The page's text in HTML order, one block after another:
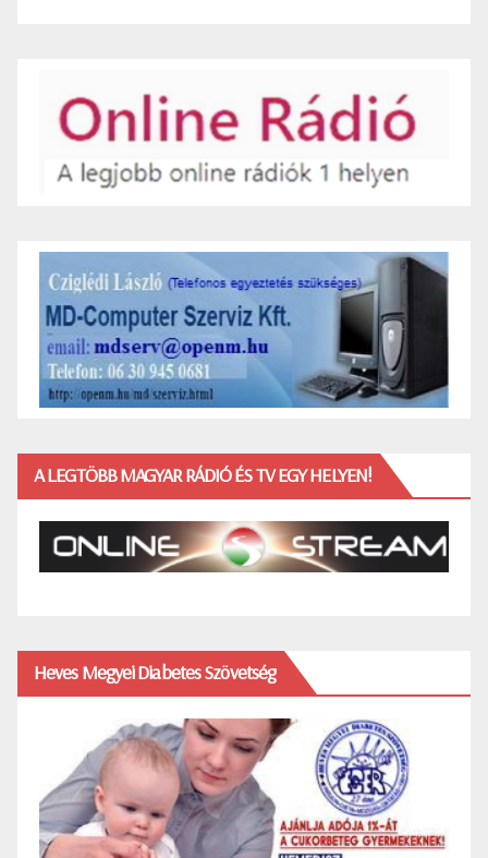
A LEGTÖBB MAGYAR RÁDIÓ ÉS TV EGY HELYEN!
Heves Megyei Diabetes Szövetség